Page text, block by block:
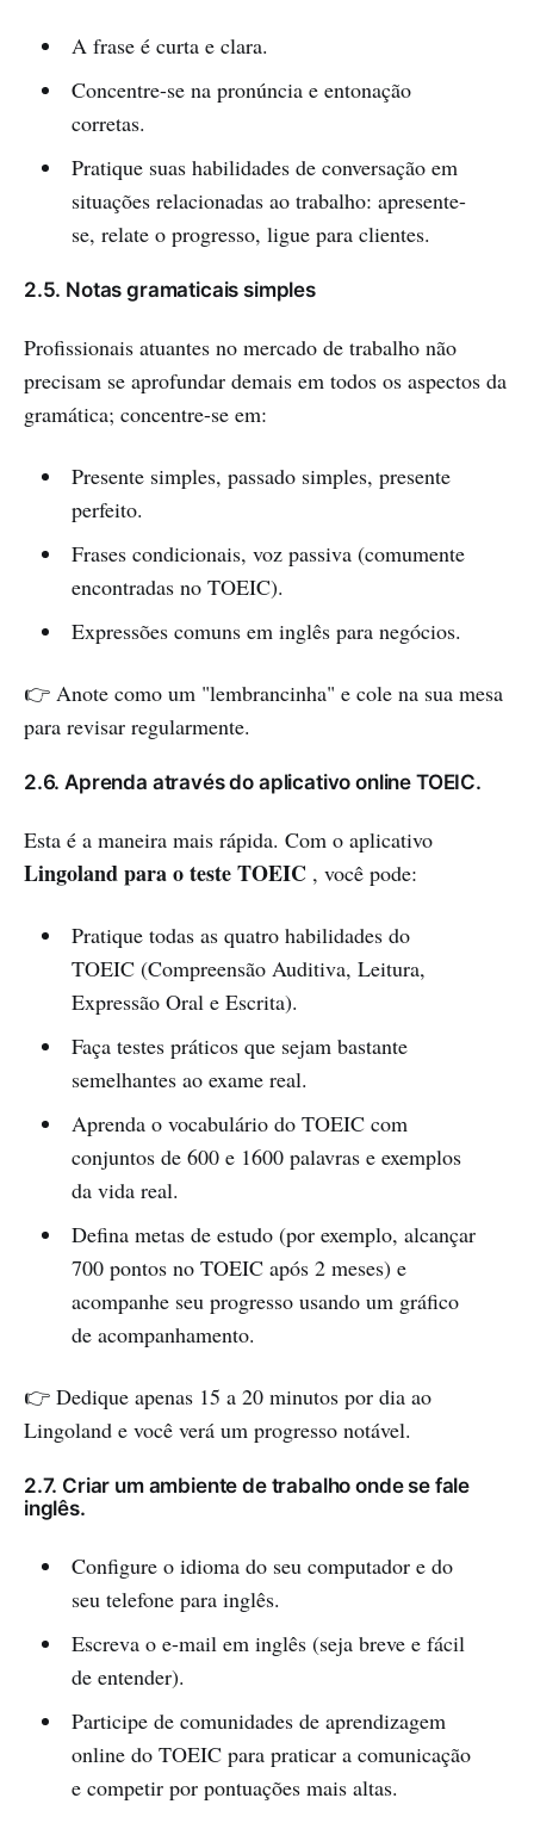
A frase é curta e clara.
Concentre-se na pronúncia e entonação
corretas.
Pratique suas habilidades de conversação em
situações relacionadas ao trabalho: apresente-
se, relate o progresso, ligue para clientes.
2.5. Notas gramaticais simples
Profissionais atuantes no mercado de trabalho não
precisam se aprofundar demais em todos os aspectos da
gramática; concentre-se em:
Presente simples, passado simples, presente
perfeito.
Frases condicionais, voz passiva (comumente
encontradas no TOEIC).
Expressões comuns em inglês para negócios.
👉 Anote como um "lembrancinha" e cole na sua mesa
para revisar regularmente.
2.6. Aprenda através do aplicativo online TOEIC.
Esta é a maneira mais rápida. Com o aplicativo
Lingoland para o teste TOEIC , você pode:
Pratique todas as quatro habilidades do
TOEIC (Compreensão Auditiva, Leitura,
Expressão Oral e Escrita).
Faça testes práticos que sejam bastante
semelhantes ao exame real.
Aprenda o vocabulário do TOEIC com
conjuntos de 600 e 1600 palavras e exemplos
da vida real.
Defina metas de estudo (por exemplo, alcançar
700 pontos no TOEIC após 2 meses) e
acompanhe seu progresso usando um gráfico
de acompanhamento.
👉 Dedique apenas 15 a 20 minutos por dia ao
Lingoland e você verá um progresso notável.
2.7. Criar um ambiente de trabalho onde se fale
inglês.
Configure o idioma do seu computador e do
seu telefone para inglês.
Escreva o e-mail em inglês (seja breve e fácil
de entender).
Participe de comunidades de aprendizagem
online do TOEIC para praticar a comunicação
e competir por pontuações mais altas.